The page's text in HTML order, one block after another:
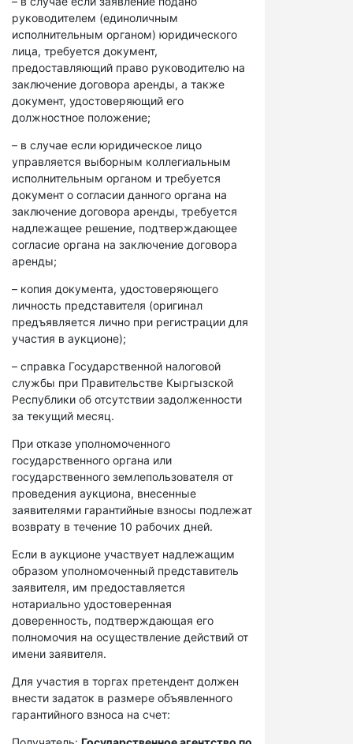
руководителем (единоличным
исполнительным органом) юридического
лица, требуется документ,
предоставляющий право руководителю на
заключение договора аренды, а также
документ, удостоверяющий его
должностное положение;
– в случае если юридическое лицо
управляется выборным коллегиальным
исполнительным органом и требуется
документ о согласии данного органа на
заключение договора аренды, требуется
надлежащее решение, подтверждающее
согласие органа на заключение договора
аренды;
– копия документа, удостоверяющего
личность представителя (оригинал
предъявляется лично при регистрации для
участия в аукционе);
– справка Государственной налоговой
службы при Правительстве Кыргызской
Республики об отсутствии задолженности
за текущий месяц.
При отказе уполномоченного
государственного органа или
государственного землепользователя от
проведения аукциона, внесенные
заявителями гарантийные взносы подлежат
возврату в течение 10 рабочих дней.
Если в аукционе участвует надлежащим
образом уполномоченный представитель
заявителя, им предоставляется
нотариально удостоверенная
доверенность, подтверждающая его
полномочия на осуществление действий от
имени заявителя.
Для участия в торгах претендент должен
внести задаток в размере объявленного
гарантийного взноса на счет: